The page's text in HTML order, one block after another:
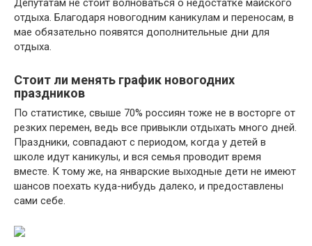
Депутатам не стоит волноваться о недостатке майского
отдыха. Благодаря новогодним каникулам и переносам, в
мае обязательно появятся дополнительные дни для
отдыха.
Стоит ли менять график новогодних
праздников
По статистике, свыше 70% россиян тоже не в восторге от
резких перемен, ведь все привыкли отдыхать много дней.
Праздники, совпадают с периодом, когда у детей в
школе идут каникулы, и вся семья проводит время
вместе. К тому же, на январские выходные дети не имеют
шансов поехать куда-нибудь далеко, и предоставлены
сами себе.